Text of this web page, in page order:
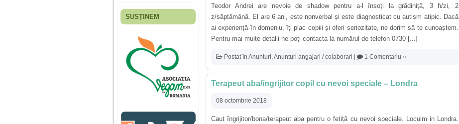
Fiica mea s-a nascut
ani, privind in urma
realizez cat de multe
greseli am facut in
educatia si cresterea
ei, am fost o mama
egoista, preocupata
de implinirea
profesionala, cand ea
era mica am neglijat-
agresiva, orice
greseala era taxata cu
SUSȚINEM
Teodor Andrei are nevoie de shadow pentru a-l însoți la grădiniță, 3 h/zi, 2
z/săptămână. El are 6 ani, este nonverbal și este diagnosticat cu autism atipic. Dacă
ai experiență în domeniu, îți plac copiii și oferi seriozitate, ne dorim să te cunoaștem.
Pentru mai multe detalii ne poți contacta la numărul de telefon 0730 [...]
Postat în Anunturi,Anunturi angajari / colaborari 1 Comentariu »
Terapeut aba/îngrijitor copil cu nevoi speciale – Londra
08 octombrie 2018
Caut îngrijitor/bona/terapeut aba pentru o fetiță cu nevoi speciale. Locuim in Londra.